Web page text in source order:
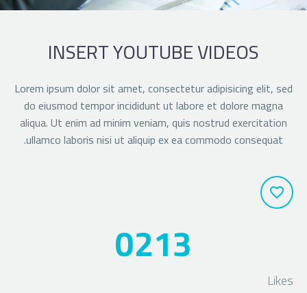
INSERT YOUTUBE VIDEOS
Lorem ipsum dolor sit amet, consectetur adipisicing elit, sed
do eiusmod tempor incididunt ut labore et dolore magna
aliqua. Ut enim ad minim veniam, quis nostrud exercitation
ullamco laboris nisi ut aliquip ex ea commodo consequat.
3
1
2
0
Likes